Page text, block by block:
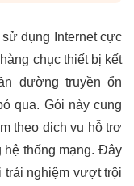
dụng Internet cực
chục thiết bị kết
đường truyền ổn
qua. Gói này cung
theo dịch vụ hỗ trợ
hệ thống mạng. Đây
trải nghiệm vượt trội